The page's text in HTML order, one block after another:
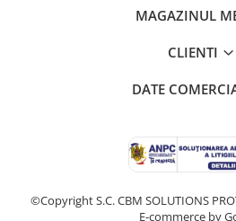
MAGAZINUL
CLIENTI
DATE
©Copyright S.C. CBM SOLUTIONS
E-commerce by